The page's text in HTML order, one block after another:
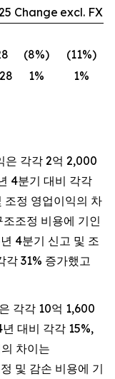
Change excl. FX
(8%)
(11%)
1% 1%
은 각각 2억 2,000
4분기 대비 각각
조정 영업이익의 차
조정 비용에 기인
4분기 신고 및 조
각 31% 증가했고
각각 10억 1,600
대비 각각 15%,
차이는
및 감손 비용에 기